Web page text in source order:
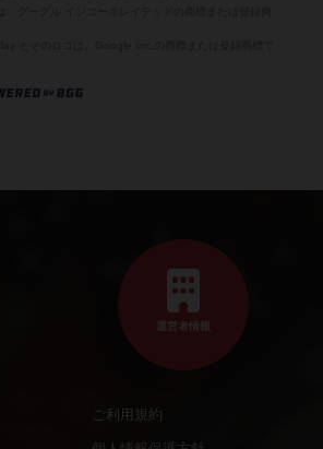
運営者情報
ご利用規約